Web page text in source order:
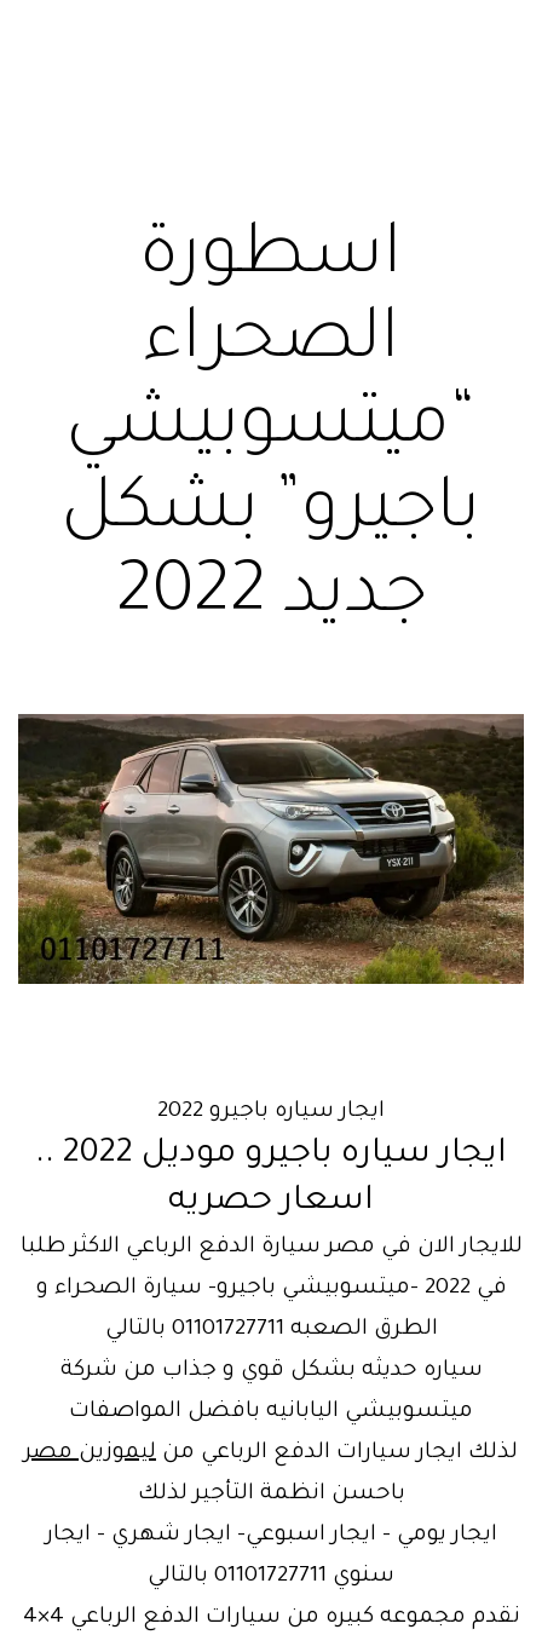
اسطورة
الصحراء
“ميتسوبيشي
باجيرو” بشكل
جديد 2022
ايجار سياره باجيرو 2022
ايجار سياره باجيرو موديل 2022 ..
اسعار حصريه
للايجار الان في مصر سيارة الدفع الرباعي الاكثر طلبا
في 2022 -ميتسوبيشي باجيرو- سيارة الصحراء و
الطرق الصعبه 01101727711 بالتالي
سياره حديثه بشكل قوي و جذاب من شركة
ميتسوبيشي اليابانيه بافضل المواصفات
لذلك ايجار سيارات الدفع الرباعي من ليموزين مصر
باحسن انظمة التأجير لذلك
ايجار يومي – ايجار اسبوعي- ايجار شهري – ايجار
سنوي 01101727711 بالتالي
نقدم مجموعه كبيره من سيارات الدفع الرباعي 4×4